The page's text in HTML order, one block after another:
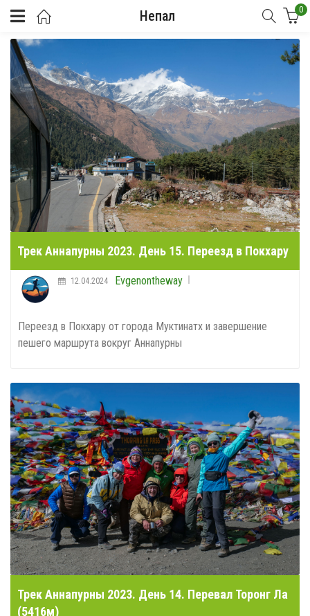
Непал 0
Трек Аннапурны 2023. День 15. Переезд в Покхару
Evgenontheway
12.04.2024
Переезд в Покхару от города Муктинатх и завершение
пешего маршрута вокруг Аннапурны
Трек Аннапурны 2023. День 14. Перевал Торонг Ла
(5416м)